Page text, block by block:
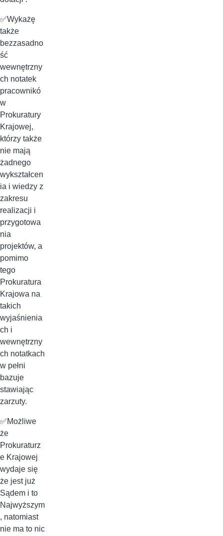
✅Wykażę
także
bezzasadno
ść
wewnętrzny
ch notatek
pracownikó
w
Prokuratury
Krajowej,
którzy także
nie mają
żadnego
wykształcen
ia i wiedzy z
zakresu
realizacji i
przygotowa
nia
projektów, a
pomimo
tego
Prokuratura
Krajowa na
takich
wyjaśnienia
ch i
wewnętrzny
ch notatkach
w pełni
bazuje
stawiając
zarzuty.
✅Możliwe
że
Prokuraturz
e Krajowej
wydaje się
że jest już
Sądem i to
Najwyższym
, natomiast
nie ma to nic